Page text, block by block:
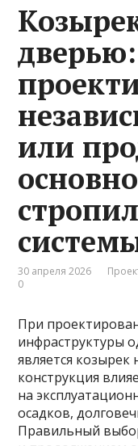
дверью:
или
30 апреля 2026
0
При
инфраструктуры
является
конструкция
на
осадков,
Правильный